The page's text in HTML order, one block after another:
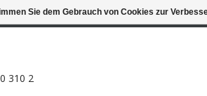
310 2
Sie dem Gebrauch von Cookies zur